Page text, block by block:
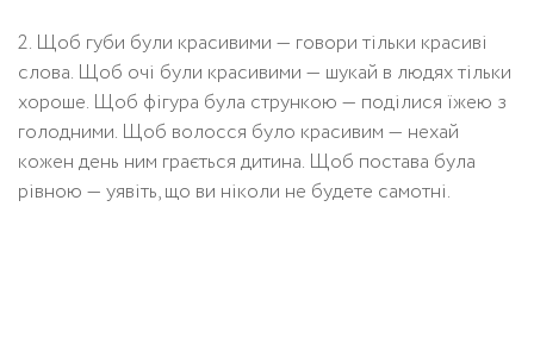
2. Щоб губи були красивими — говори тільки красиві
слова. Щоб очі були красивими — шукай в людях тільки
хороше. Щоб фігура була стрункою — поділися їжею з
голодними. Щоб волосся було красивим — нехай
кожен день ним грається дитина. Щоб постава була
рівною — уявіть, що ви ніколи не будете самотні.